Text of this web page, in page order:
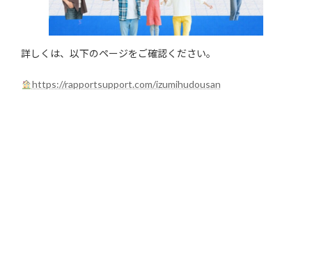
詳しくは、以下のページをご確認ください。
https://rapportsupport.com/izumihudousan